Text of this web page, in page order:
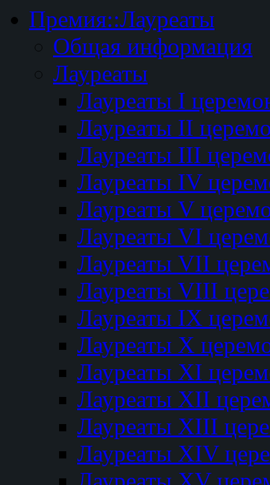
Премия::Лауреаты
Общая информация
Лауреаты
Лауреаты I
Лауреаты II
Лауреаты III
Лауреаты IV
Лауреаты V
Лауреаты VI
Лауреаты VII
Лауреаты VIII
Лауреаты IX
Лауреаты Х
Лауреаты XI
Лауреаты XII
Лауреаты XIII
Лауреаты XIV